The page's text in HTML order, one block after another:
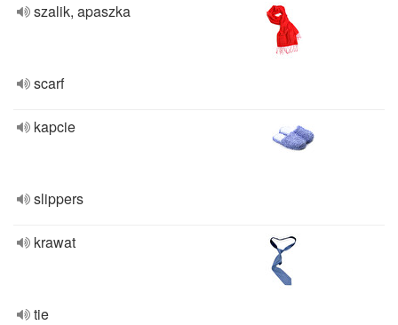
szalik, apaszka
scarf
kapcie
slippers
krawat
tie